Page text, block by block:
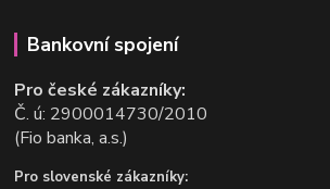
Bankovní spojení
Pro české zákazníky:
Č. ú: 2900014730/2010
(Fio banka, a.s.)
Pro slovenské zákazníky: